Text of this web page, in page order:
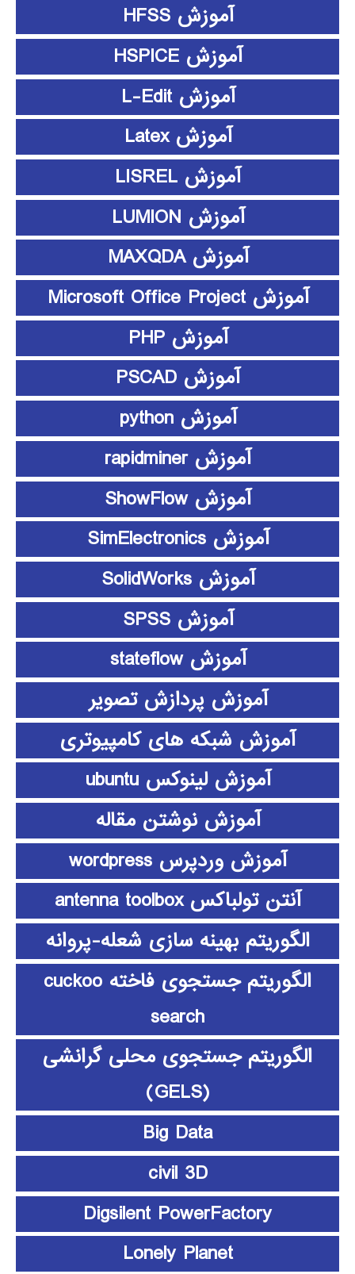
آموزش HFSS
آموزش HSPICE
آموزش L-Edit
آموزش Latex
آموزش LISREL
آموزش LUMION
آموزش MAXQDA
آموزش Microsoft Office Project
آموزش PHP
آموزش PSCAD
آموزش python
آموزش rapidminer
آموزش ShowFlow
آموزش SimElectronics
آموزش SolidWorks
آموزش SPSS
آموزش stateflow
آموزش پردازش تصویر
آموزش شبکه های کامپیوتری
آموزش لینوکس ubuntu
آموزش نوشتن مقاله
آموزش وردپرس wordpress
آنتن تولباکس antenna toolbox
الگوریتم بهینه سازی شعله-پروانه
الگوریتم جستجوی فاخته cuckoo
search
الگوریتم جستجوی محلی گرانشی
(GELS)
Big Data
civil 3D
Digsilent PowerFactory
Lonely Planet